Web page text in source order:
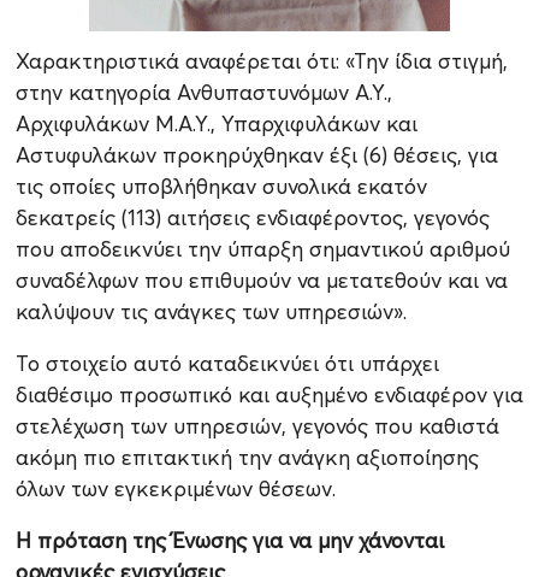
Χαρακτηριστικά αναφέρεται ότι: «Την ίδια στιγμή,
στην κατηγορία Ανθυπαστυνόμων Α.Υ.,
Αρχιφυλάκων Μ.Α.Υ., Υπαρχιφυλάκων και
Αστυφυλάκων προκηρύχθηκαν έξι (6) θέσεις, για
τις οποίες υποβλήθηκαν συνολικά εκατόν
δεκατρείς (113) αιτήσεις ενδιαφέροντος, γεγονός
που αποδεικνύει την ύπαρξη σημαντικού αριθμού
συναδέλφων που επιθυμούν να μετατεθούν και να
καλύψουν τις ανάγκες των υπηρεσιών».
Το στοιχείο αυτό καταδεικνύει ότι υπάρχει
διαθέσιμο προσωπικό και αυξημένο ενδιαφέρον για
στελέχωση των υπηρεσιών, γεγονός που καθιστά
ακόμη πιο επιτακτική την ανάγκη αξιοποίησης
όλων των εγκεκριμένων θέσεων.
Η πρόταση της Ένωσης για να μην χάνονται
οργανικές ενισχύσεις